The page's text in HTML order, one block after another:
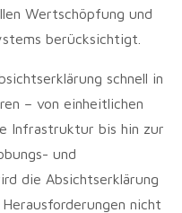
Wertschöpfung und
berücksichtigt.
schnell in
– von einheitlichen
Infrastruktur bis hin zur
und
die Absichtserklärung
nicht